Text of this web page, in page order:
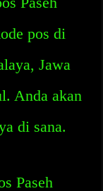
pos di
Jawa
Anda akan
di sana.
Paseh